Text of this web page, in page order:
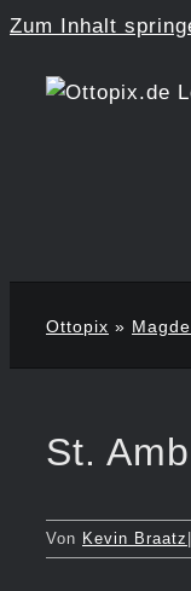
Zum Inhalt
Ottopix »
St.
Von Kevin Braatz